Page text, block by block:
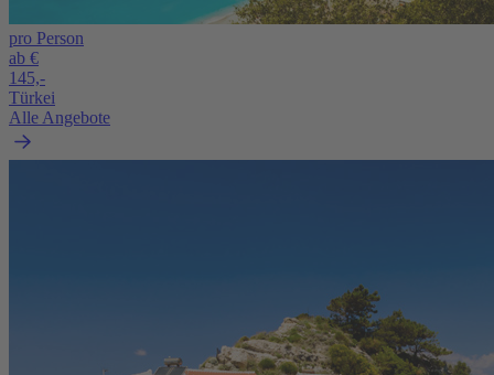
pro Person
ab €
145,-
Türkei
Alle Angebote